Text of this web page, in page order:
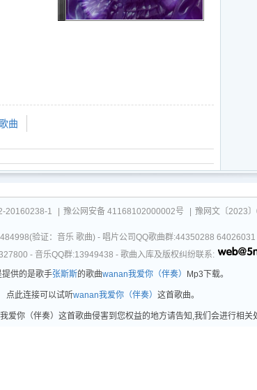
曲
20160238-1 豫公网安备 41168102000002号 豫网文〔2023
验证：音乐 歌曲) - 唱片公司QQ歌曲群:44350288 64026031
- 音乐QQ群:13949438 - 歌曲入库及版权纠纷联系:
提供的是歌手张斯斯的歌曲wanan我爱你（伴奏） Mp3下载。
点此连接可以试听wanan我爱你（伴奏） 这首歌曲。
爱你（伴奏）这首歌曲侵害到您权益的地方请告知,我们会进行相